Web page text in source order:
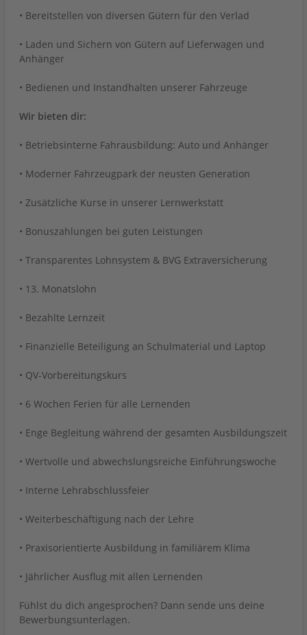
• Bereitstellen von diversen Gütern für den Verlad
• Laden und Sichern von Gütern auf Lieferwagen und
Anhänger
• Bedienen und Instandhalten unserer Fahrzeuge
Wir bieten dir:
• Betriebsinterne Fahrausbildung: Auto und Anhänger
• Moderner Fahrzeugpark der neusten Generation
• Zusätzliche Kurse in unserer Lernwerkstatt
• Bonuszahlungen bei guten Leistungen
• Transparentes Lohnsystem & BVG Extraversicherung
• 13. Monatslohn
• Bezahlte Lernzeit
• Finanzielle Beteiligung an Schulmaterial und Laptop
• QV-Vorbereitungskurs
• 6 Wochen Ferien für alle Lernenden
• Enge Begleitung während der gesamten Ausbildungszeit
• Wertvolle und abwechslungsreiche Einführungswoche
• Interne Lehrabschlussfeier
• Weiterbeschäftigung nach der Lehre
• Praxisorientierte Ausbildung in familiärem Klima
• Jährlicher Ausflug mit allen Lernenden
Fühlst du dich angesprochen? Dann sende uns deine
Bewerbungsunterlagen.